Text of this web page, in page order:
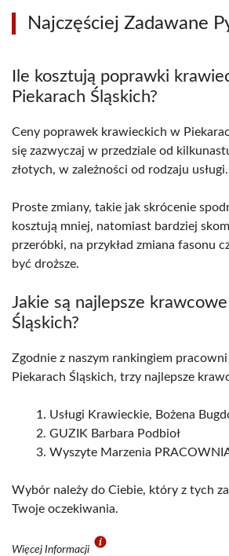
Najczęściej Zadawane
Ile kosztują poprawki
Piekarach Śląskich?
Ceny poprawek krawieckich w
się zazwyczaj w przedziale od
złotych, w zależności od rodzaju usługi.
Proste zmiany, takie jak skrócenie
kosztują mniej, natomiast bardziej
przeróbki, na przykład zmiana fasonu
być droższe.
Jakie są najlepsze
Śląskich?
Zgodnie z naszym rankingiem
Piekarach Śląskich, trzy najlepsze
Usługi Krawieckie, Bożena
GUZIK Barbara Podbioł
Wyszyte Marzenia
Wybór należy do Ciebie, który z tych
Twoje oczekiwania.
Więcej Informacji